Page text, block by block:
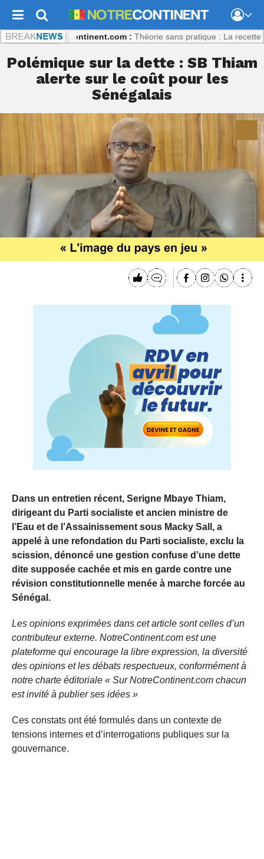
Notrecontinent.com : Théorie sans pratique : La recette du
Polémique sur la dette : SB Thiam
alerte sur le coût pour les
Sénégalais
Dans un entretien récent, Serigne Mbaye Thiam,
dirigeant du Parti socialiste et ancien ministre de
l’Eau et de l’Assainissement sous Macky Sall, a
appelé à une refondation du Parti socialiste, exclu la
scission, dénoncé une gestion confuse d’une dette
dite supposée cachée et mis en garde contre une
révision constitutionnelle menée à marche forcée au
Sénégal.
Les opinions exprimées dans cet article sont celles d’un
contributeur externe. NotreContinent.com est une
plateforme qui encourage la libre expression, la diversité
des opinions et les débats respectueux, conformément à
notre charte éditoriale « Sur NotreContinent.com chacun
est invité à publier ses idées »
Ces constats ont été formulés dans un contexte de
tensions internes et d’interrogations publiques sur la
gouvernance.